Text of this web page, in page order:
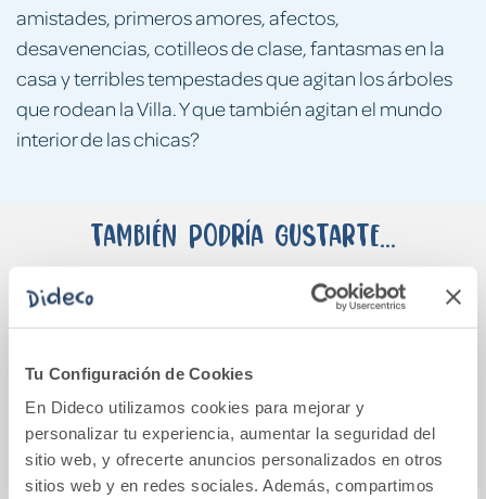
Tu Configuración de Cookies
En Dideco utilizamos cookies para mejorar y
personalizar tu experiencia, aumentar la seguridad del
sitio web, y ofrecerte anuncios personalizados en otros
sitios web y en redes sociales. Además, compartimos
amistades, primeros amores, afectos,
desavenencias, cotilleos de clase, fantasmas en la
casa y terribles tempestades que agitan los árboles
que rodean la Villa. Y que también agitan el mundo
interior de las chicas?
También podría gustarte...